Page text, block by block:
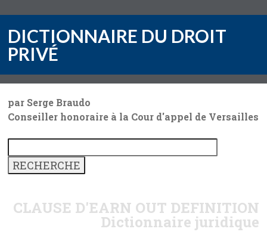
DICTIONNAIRE DU DROIT
PRIVÉ
par Serge Braudo
Conseiller honoraire à la Cour d'appel de Versailles
CLAUSE D'EARN OUT DEFINITION
Dictionnaire juridique